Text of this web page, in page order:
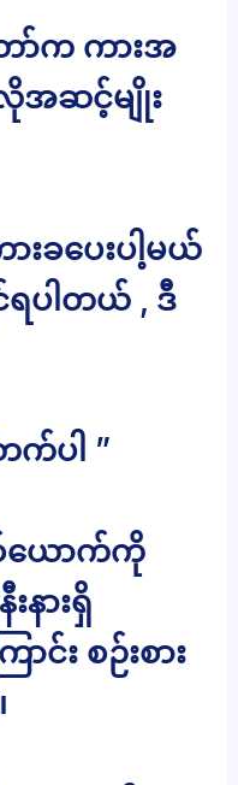
ော်က ကားအ
အဆင့်မျိုး
ခပေးပါ့မယ်
ရပါတယ် , ဒီ
က်ပါ ”
စ်ယောက်ကို
နားရှိ
င်း စဉ်းစား